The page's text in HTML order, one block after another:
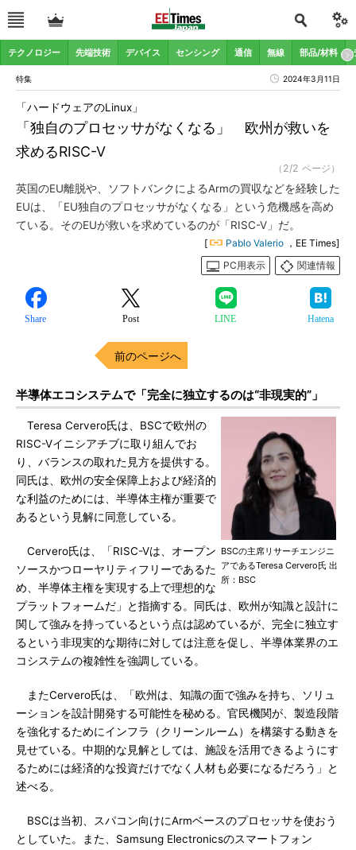
テクノロジー 先端技術 デバイス センシング 通信 無線 部品/材料
特集 2024年3月11日
「独自のプロセッサがなくなる」 欧州が救いを
求めるRISC-V
「ハードウェアのLinux」
（2/2 ページ）
英国のEU離脱や、ソフトバンクによるArmの買収などを経験した
EUは、「EU独自のプロセッサがなくなる」という危機感を高め
ている。そのEUが救いを求めているのが「RISC-V」だ。
[ Pablo Valerio ，EE Times]
PC用表示
関連情報
Share Post LINE Hatena
前のページへ
半導体エコシステムで「完全に独立するのは“非現実的”」
BSCの主席リサーチエンジニ
アであるTeresa Cervero氏 出
所：BSC
Teresa Cervero氏は、BSCで欧州の
RISC-Vイニシアチブに取り組んでお
り、バランスの取れた見方を提供する。
同氏は、欧州の安全保障上および経済的
な利益のためには、半導体主権が重要で
あるという見解に同意している。
Cervero氏は、「RISC-Vは、オープン
ソースかつローヤリティフリーであるた
め、半導体主権を実現する上で理想的な
プラットフォームだ」と指摘する。同氏は、欧州が知識と設計に
関して強みを持っているという点は認めているが、完全に独立す
るという非現実的な期待に対しては注意を促し、半導体業界のエ
コシステムの複雑性を強調している。
またCervero氏は、「欧州は、知識の面で強みを持ち、ソリュ
ーションを設計開発する可能性を秘める。官民機関が、製造段階
を強化するためにインフラ（クリーンルーム）を構築する動きを
見せている。中期的な見解としては、施設を活用できるようにす
るためには経済的な投資だけでなく人材も必要になるだろう」と
述べる。
BSCは当初、スパコン向けにArmベースのプロセッサを使おう
としていた。また、Samsung Electronicsのスマートフォン